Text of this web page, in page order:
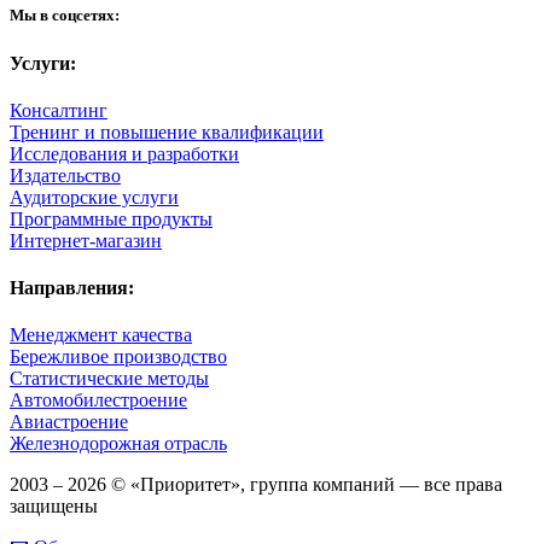
Мы в соцсетях:
Услуги:
Консалтинг
Тренинг и повышение квалификации
Исследования и разработки
Издательство
Аудиторские услуги
Программные продукты
Интернет-магазин
Направления:
Менеджмент качества
Бережливое производство
Статистические методы
Автомобилестроение
Авиастроение
Железнодорожная отрасль
2003 – 2026 © «Приоритет», группа компаний — все права
защищены